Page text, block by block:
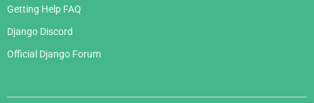
Getting Help FAQ
Django Discord
Official Django Forum